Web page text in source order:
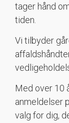
tager hånd
tiden.
Vi tilbyder
Med over 10
anmeldelser
valg for dig,